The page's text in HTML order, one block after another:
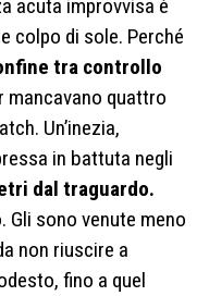
acuta improvvisa è
colpo di sole. Perché
tra controllo
mancavano quattro
Un’inezia,
in battuta negli
dal traguardo.
Gli sono venute meno
non riuscire a
fino a quel